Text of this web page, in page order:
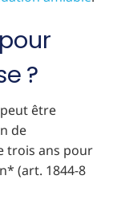
?
être
de
trois ans pour
(art. 1844-8